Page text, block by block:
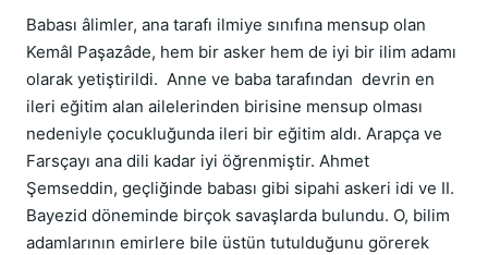
Babası âlimler, ana tarafı ilmiye sınıfına mensup olan
Kemâl Paşazâde, hem bir asker hem de iyi bir ilim adamı
olarak yetiştirildi.  Anne ve baba tarafından  devrin en
ileri eğitim alan ailelerinden birisine mensup olması
nedeniyle çocukluğunda ileri bir eğitim aldı. Arapça ve
Farsçayı ana dili kadar iyi öğrenmiştir. Ahmet
Şemseddin, geçliğinde babası gibi sipahi askeri idi ve II.
Bayezid döneminde birçok savaşlarda bulundu. O, bilim
adamlarının emirlere bile üstün tutulduğunu görerek